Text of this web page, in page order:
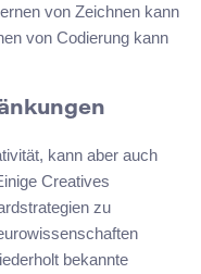
von Zeichnen kann
von Codierung kann
kann aber auch
Creatives
zu
bekannte